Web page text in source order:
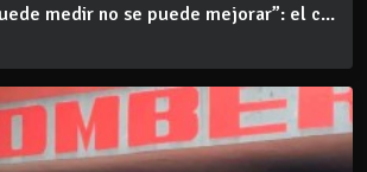
medir no se puede mejorar”: el c...